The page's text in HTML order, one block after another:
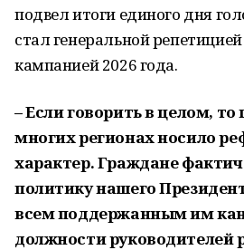
подвел итоги единого дня
стал генеральной
кампанией 2026 года.
– Если говорить в целом, то
многих регионах носило
характер. Граждане
политику нашего
всем поддержанным им
должности руководителей